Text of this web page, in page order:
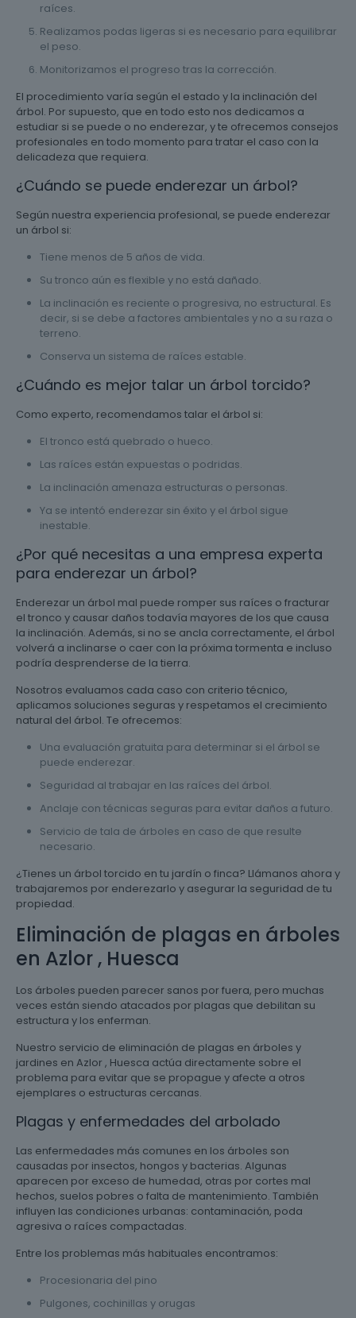
raíces.
Realizamos podas ligeras si es necesario para equilibrar
el peso.
Monitorizamos el progreso tras la corrección.
El procedimiento varía según el estado y la inclinación del
árbol. Por supuesto, que en todo esto nos dedicamos a
estudiar si se puede o no enderezar, y te ofrecemos consejos
profesionales en todo momento para tratar el caso con la
delicadeza que requiera.
¿Cuándo se puede enderezar un árbol?
Según nuestra experiencia profesional, se puede enderezar
un árbol si:
Tiene menos de 5 años de vida.
Su tronco aún es flexible y no está dañado.
La inclinación es reciente o progresiva, no estructural. Es
decir, si se debe a factores ambientales y no a su raza o
terreno.
Conserva un sistema de raíces estable.
¿Cuándo es mejor talar un árbol torcido?
Como experto, recomendamos talar el árbol si:
El tronco está quebrado o hueco.
Las raíces están expuestas o podridas.
La inclinación amenaza estructuras o personas.
Ya se intentó enderezar sin éxito y el árbol sigue
inestable.
¿Por qué necesitas a una empresa experta
para enderezar un árbol?
Enderezar un árbol mal puede romper sus raíces o fracturar
el tronco y causar daños todavía mayores de los que causa
la inclinación. Además, si no se ancla correctamente, el árbol
volverá a inclinarse o caer con la próxima tormenta e incluso
podría desprenderse de la tierra.
Nosotros evaluamos cada caso con criterio técnico,
aplicamos soluciones seguras y respetamos el crecimiento
natural del árbol. Te ofrecemos:
Una evaluación gratuita para determinar si el árbol se
puede enderezar.
Seguridad al trabajar en las raíces del árbol.
Anclaje con técnicas seguras para evitar daños a futuro.
Servicio de tala de árboles en caso de que resulte
necesario.
¿Tienes un árbol torcido en tu jardín o finca? Llámanos ahora y
trabajaremos por enderezarlo y asegurar la seguridad de tu
propiedad.
Eliminación de plagas en árboles
en Azlor , Huesca
Los árboles pueden parecer sanos por fuera, pero muchas
veces están siendo atacados por plagas que debilitan su
estructura y los enferman.
Nuestro servicio de eliminación de plagas en árboles y
jardines en Azlor , Huesca actúa directamente sobre el
problema para evitar que se propague y afecte a otros
ejemplares o estructuras cercanas.
Plagas y enfermedades del arbolado
Las enfermedades más comunes en los árboles son
causadas por insectos, hongos y bacterias. Algunas
aparecen por exceso de humedad, otras por cortes mal
hechos, suelos pobres o falta de mantenimiento. También
influyen las condiciones urbanas: contaminación, poda
agresiva o raíces compactadas.
Entre los problemas más habituales encontramos:
Procesionaria del pino
Pulgones, cochinillas y orugas